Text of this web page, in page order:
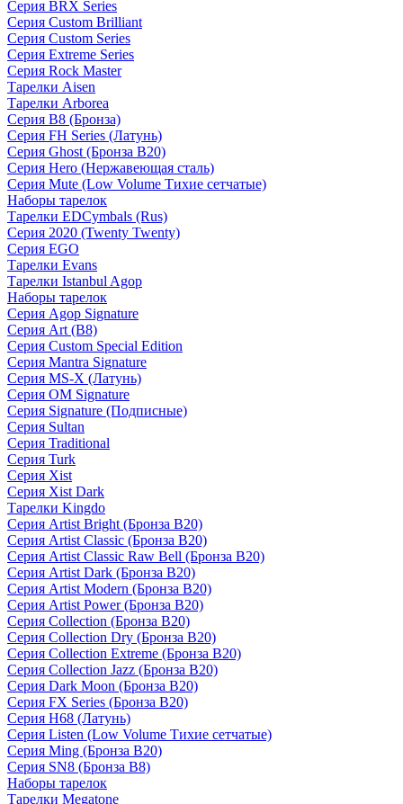
Серия BRX Series
Серия Custom Brilliant
Серия Custom Series
Серия Extreme Series
Серия Rock Master
Тарелки Aisen
Тарелки Arborea
Серия B8 (Бронза)
Серия FH Series (Латунь)
Серия Ghost (Бронза B20)
Серия Hero (Нержавеющая сталь)
Серия Mute (Low Volume Тихие сетчатые)
Наборы тарелок
Тарелки EDCymbals (Rus)
Серия 2020 (Twenty Twenty)
Серия EGO
Тарелки Evans
Тарелки Istanbul Agop
Наборы тарелок
Серия Agop Signature
Серия Art (B8)
Серия Custom Special Edition
Серия Mantra Signature
Серия MS-X (Латунь)
Серия OM Signature
Серия Signature (Подписные)
Серия Sultan
Серия Traditional
Серия Turk
Серия Xist
Серия Xist Dark
Тарелки Kingdo
Серия Artist Bright (Бронза B20)
Серия Artist Classic (Бронза B20)
Серия Artist Classic Raw Bell (Бронза B20)
Серия Artist Dark (Бронза B20)
Серия Artist Modern (Бронза B20)
Серия Artist Power (Бронза B20)
Серия Collection (Бронза B20)
Серия Collection Dry (Бронза B20)
Серия Collection Extreme (Бронза B20)
Серия Collection Jazz (Бронза B20)
Серия Dark Moon (Бронза B20)
Серия FX Series (Бронза B20)
Серия H68 (Латунь)
Серия Listen (Low Volume Тихие сетчатые)
Серия Ming (Бронза B20)
Серия SN8 (Бронза B8)
Наборы тарелок
Тарелки Megatone